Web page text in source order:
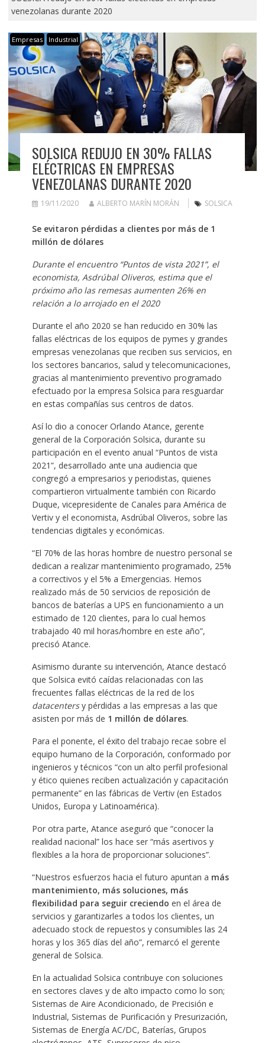
venezolanas durante 2020
Empresas Industrial
SOLSICA REDUJO EN 30% FALLAS
ELÉCTRICAS EN EMPRESAS
VENEZOLANAS DURANTE 2020
19/11/2020 ALBERTO MARÍN MORÁN SOLSICA
Se evitaron pérdidas a clientes por más de 1
millón de dólares
Durante el encuentro “Puntos de vista 2021”, el
economista, Asdrúbal Oliveros, estima que el
próximo año las remesas aumenten 26% en
relación a lo arrojado en el 2020
Durante el año 2020 se han reducido en 30% las
fallas eléctricas de los equipos de pymes y grandes
empresas venezolanas que reciben sus servicios, en
los sectores bancarios, salud y telecomunicaciones,
gracias al mantenimiento preventivo programado
efectuado por la empresa Solsica para resguardar
en estas compañías sus centros de datos.
Así lo dio a conocer Orlando Atance, gerente
general de la Corporación Solsica, durante su
participación en el evento anual “Puntos de vista
2021”, desarrollado ante una audiencia que
congregó a empresarios y periodistas, quienes
compartieron virtualmente también con Ricardo
Duque, vicepresidente de Canales para América de
Vertiv y el economista, Asdrúbal Oliveros, sobre las
tendencias digitales y económicas.
“El 70% de las horas hombre de nuestro personal se
dedican a realizar mantenimiento programado, 25%
a correctivos y el 5% a Emergencias. Hemos
realizado más de 50 servicios de reposición de
bancos de baterías a UPS en funcionamiento a un
estimado de 120 clientes, para lo cual hemos
trabajado 40 mil horas/hombre en este año”,
precisó Atance.
Asimismo durante su intervención, Atance destacó
que Solsica evitó caídas relacionadas con las
frecuentes fallas eléctricas de la red de los
datacentersy pérdidas a las empresas a las que
asisten por más de 1 millón de dólares.
Para el ponente, el éxito del trabajo recae sobre el
equipo humano de la Corporación, conformado por
ingenieros y técnicos “con un alto perfil profesional
y ético quienes reciben actualización y capacitación
permanente” en las fábricas de Vertiv (en Estados
Unidos, Europa y Latinoamérica).
Por otra parte, Atance aseguró que “conocer la
realidad nacional” los hace ser “más asertivos y
flexibles a la hora de proporcionar soluciones”.
“Nuestros esfuerzos hacia el futuro apuntan a más
mantenimiento, más soluciones, más
flexibilidad para seguir creciendo en el área de
servicios y garantizarles a todos los clientes, un
adecuado stock de repuestos y consumibles las 24
horas y los 365 días del año”, remarcó el gerente
general de Solsica.
En la actualidad Solsica contribuye con soluciones
en sectores claves y de alto impacto como lo son;
Sistemas de Aire Acondicionado, de Precisión e
Industrial, Sistemas de Purificación y Presurización,
Sistemas de Energía AC/DC, Baterías, Grupos